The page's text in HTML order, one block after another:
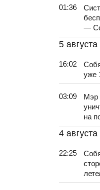
01:36
—
5 августа
16:02
уже
03:09
на
4 августа
22:25